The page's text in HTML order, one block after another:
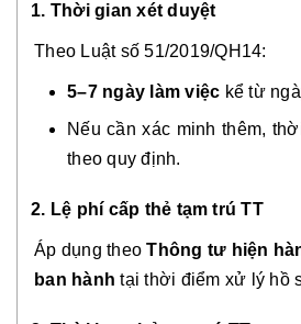
1. Thời gian xét duyệt
Theo Luật số 51/2019/QH14:
5–7 ngày làm việc kể từ
Nếu cần xác minh thêm,
theo quy định.
2. Lệ phí cấp thẻ tạm trú TT
Áp dụng theoThông tư hiện
ban hành tại thời điểm xử lý hồ